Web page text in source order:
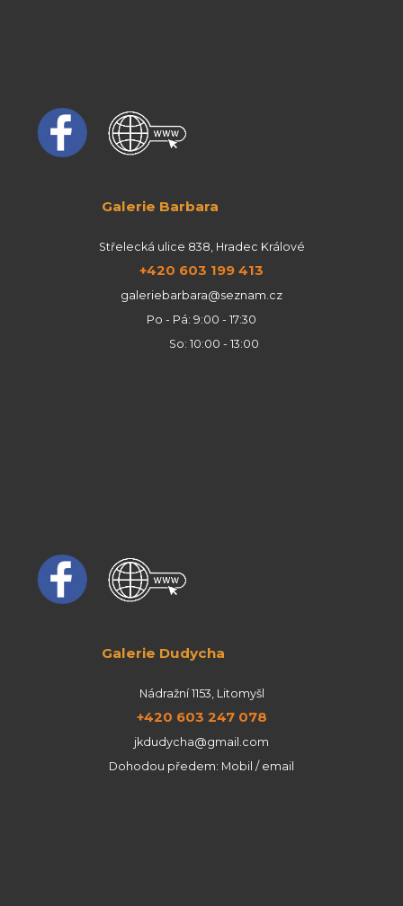
Galerie Barbara
Střelecká ulice 838, Hradec Králové
+420 603 199 413
galeriebarbara@seznam.cz
Po - Pá: 9:00 - 17:30
So: 10:00 - 13:00
Galerie Dudycha
Nádražní 1153, Litomyšl
+420 603 247 078
jkdudycha@gmail.com
Dohodou předem: Mobil / email